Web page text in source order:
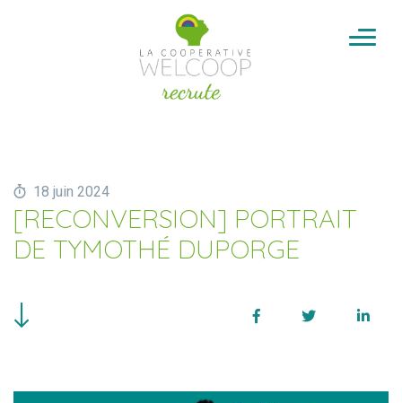
18 juin 2024
[RECONVERSION] PORTRAIT
DE TYMOTHÉ DUPORGE
FacebookTwitter